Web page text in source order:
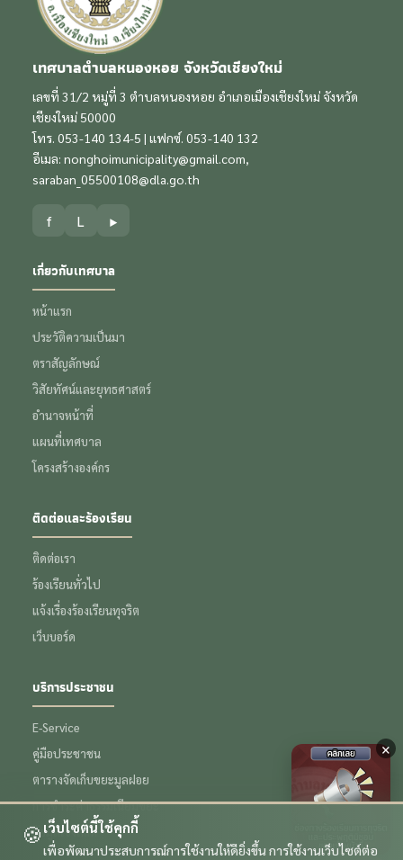
🍪 เว็บไซต์นี้ใช้คุกกี้
เพื่อพัฒนาประสบการณ์การใช้งานให้ดียิ่งขึ้น การใช้งานเว็บไซต์ต่อ
เทศบาลตำบลหนองหอย จังหวัดเชียงใหม่
เลขที่ 31/2 หมู่ที่ 3 ตำบลหนองหอย อำเภอเมืองเชียงใหม่ จังหวัด
เชียงใหม่ 50000
โทร. 053-140 134-5 | แฟกซ์. 053-140 132
อีเมล: nonghoimunicipality@gmail.com,
saraban_05500108@dla.go.th
f L ▶
เกี่ยวกับเทศบาล
หน้าแรก
ประวัติความเป็นมา
ตราสัญลักษณ์
วิสัยทัศน์และยุทธศาสตร์
อำนาจหน้าที่
แผนที่เทศบาล
โครงสร้างองค์กร
ติดต่อและร้องเรียน
ติดต่อเรา
ร้องเรียนทั่วไป
แจ้งเรื่องร้องเรียนทุจริต
เว็บบอร์ด
บริการประชาชน
E-Service
คู่มือประชาชน
ตารางจัดเก็บขยะมูลฝอย
การชำระค่าธรรมเนียมขยะ
ข้อมูลเชิงสถิติ
×